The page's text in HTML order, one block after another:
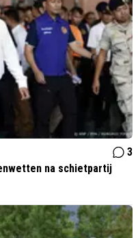
3
na schietpartij